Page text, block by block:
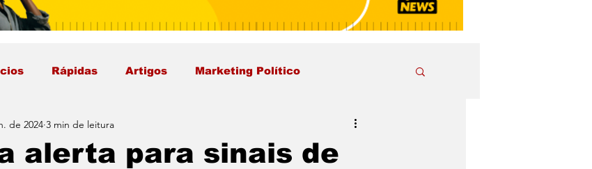
Rápidas Artigos Marketing Político
alerta para sinais de
de 2024 3 min de leitura